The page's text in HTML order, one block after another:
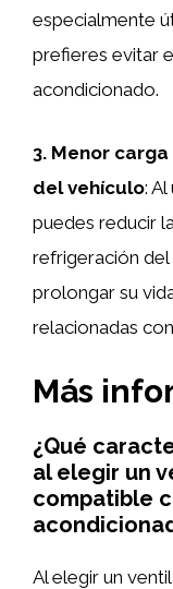
especialmente
prefieres evitar
acondicionado.
3. Menor
del vehículo:
puedes reducir
refrigeración
prolongar su
relacionadas
Más
¿Qué
al elegir un
compatible
Al elegir un